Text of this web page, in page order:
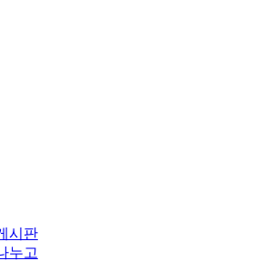
시판
누고